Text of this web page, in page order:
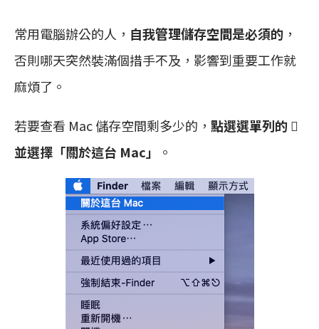
常用電腦辦公的人， 自我管理儲存空間是必須的 ，
否則哪天突然裝滿個措手不及，影響到重要工作就
麻煩了。
若要查看 Mac 儲存空間剩多少的， 點選選單列的 
並選擇「關於這台 Mac」
。